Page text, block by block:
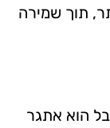
תוך שמירה
הוא אתגר